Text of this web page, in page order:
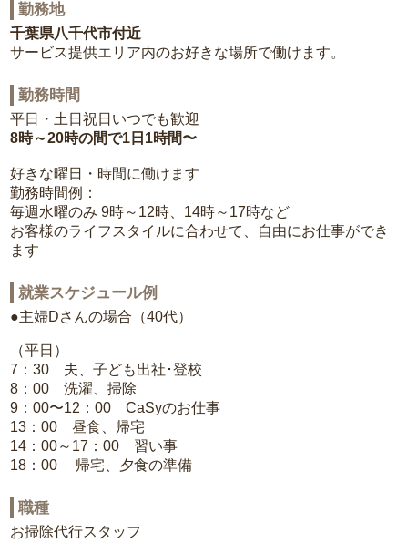
勤務地
千葉県八千代市付近
サービス提供エリア内のお好きな場所で働けます。
勤務時間
平日・土日祝日いつでも歓迎
8時～20時の間で1日1時間〜
好きな曜日・時間に働けます
勤務時間例：
毎週水曜のみ 9時～12時、14時～17時など
お客様のライフスタイルに合わせて、自由にお仕事ができ
ます
就業スケジュール例
●主婦Dさんの場合（40代）
（平日）
7：30 夫、子ども出社･登校
8：00 洗濯、掃除
9：00〜12：00 CaSyのお仕事
13：00 昼食、帰宅
14：00～17：00 習い事
18：00 帰宅、夕食の準備
職種
お掃除代行スタッフ